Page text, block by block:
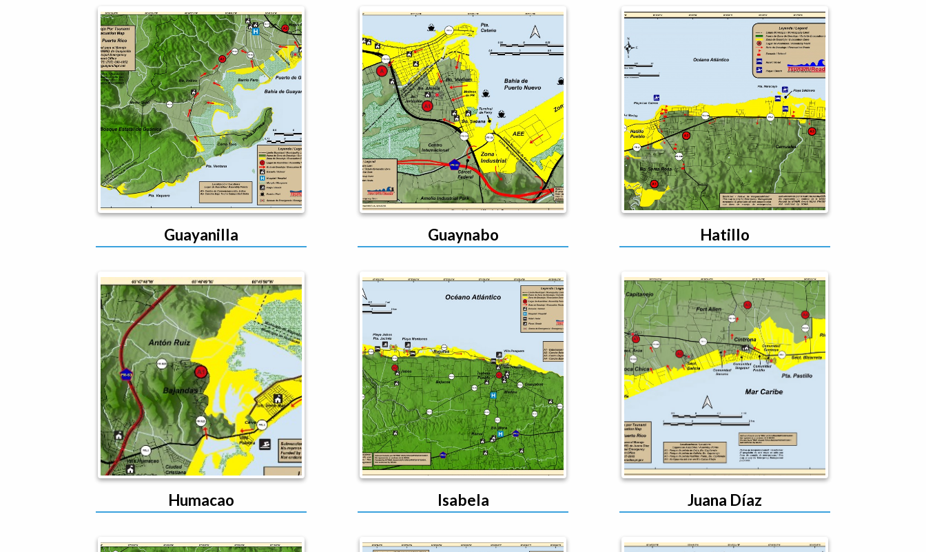
Guayanilla Guaynabo Hatillo
Humacao Isabela Juana Díaz